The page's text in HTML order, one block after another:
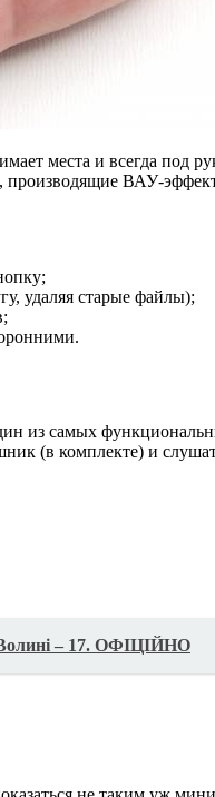
места и всегда под
производящие ВАУ-
удаляя старые файлы);
из самых
(в комплекте) и
Волині – 17. ОФІЦІЙНО